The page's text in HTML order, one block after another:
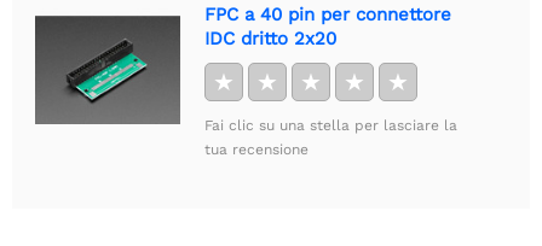
FPC a 40 pin per connettore
IDC dritto 2x20
★ ★ ★ ★ ★
Fai clic su una stella per lasciare la
tua recensione